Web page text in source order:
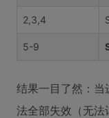
2,3,4
5-9
结果一目了然：当
法全部失效（无法